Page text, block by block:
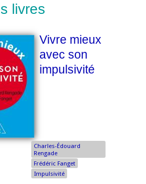
livres
Vivre mieux
avec son
impulsivité
Charles-Édouard
Rengade
Frédéric Fanget
Impulsivité